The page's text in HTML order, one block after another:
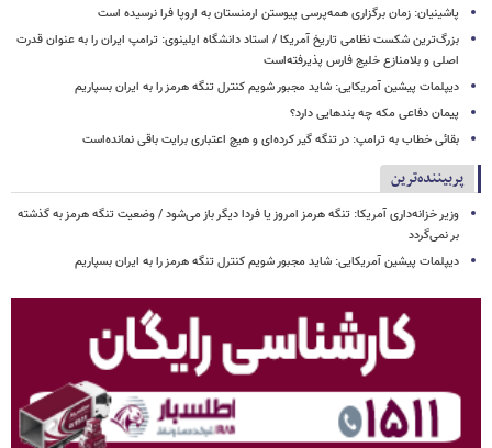
پاشینیان: زمان برگزاری همه‌پرسی پیوستن ارمنستان به اروپا فرا نرسیده است
بزرگ‌ترین شکست نظامی تاریخ آمریکا / استاد دانشگاه ایلینوی: ترامپ ایران را به عنوان قدرت
اصلی و بلامنازع خلیج فارس پذیرفته‌است
دیپلمات پیشین آمریکایی: شاید مجبور شویم کنترل تنگه هرمز را به ایران بسپاریم
پیمان دفاعی مکه چه بندهایی دارد؟
بقائی خطاب به ترامپ: در تنگه گیر کرده‌ای و هیچ اعتباری برایت باقی نمانده‌است
پربیننده‌ترین
وزیر خزانه‌داری آمریکا: تنگه هرمز امروز یا فردا دیگر باز می‌شود / وضعیت تنگه هرمز به گذشته
بر نمی‌گردد
دیپلمات پیشین آمریکایی: شاید مجبور شویم کنترل تنگه هرمز را به ایران بسپاریم